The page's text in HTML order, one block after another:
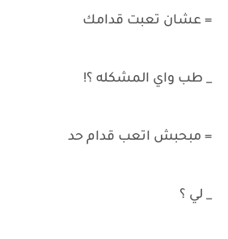
= عشان تعبت قدامك
_ طب واي المشكله ؟!
= مبحبش اتعب قدام حد
_ لي ؟